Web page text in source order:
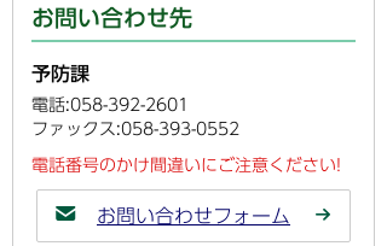
お問い合わせ先
予防課
電話:058-392-2601
ファックス:058-393-0552
電話番号のかけ間違いにご注意ください!
お問い合わせフォーム